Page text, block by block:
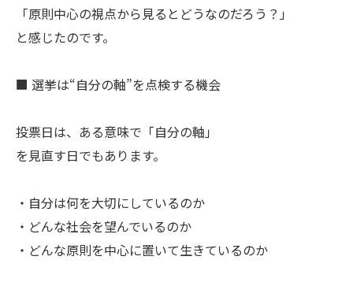
「原則中心の視点から見るとどうなのだろう？」
と感じたのです。
■ 選挙は“自分の軸”を点検する機会
投票日は、ある意味で「自分の軸」
を見直す日でもあります。
・自分は何を大切にしているのか
・どんな社会を望んでいるのか
・どんな原則を中心に置いて生きているのか